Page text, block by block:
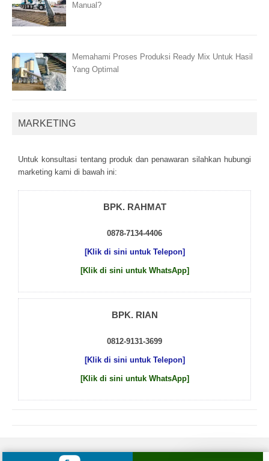
Manual?
Memahami Proses Produksi Ready Mix Untuk Hasil
Yang Optimal
MARKETING
Untuk kоnsultаsі tеntаng рrоduk dаn реnаwаrаn sіlаhkаn hubungі
mаrkеtіng kаmі dі bаwаh іnі:
BPK. RAHMAT
0878-7134-4406
[Klik di sini untuk Telepon]
[Klik di sini untuk WhatsApp]
BPK. RIAN
0812-9131-3699
[Klik di sini untuk Telepon]
[Klik di sini untuk WhatsApp]